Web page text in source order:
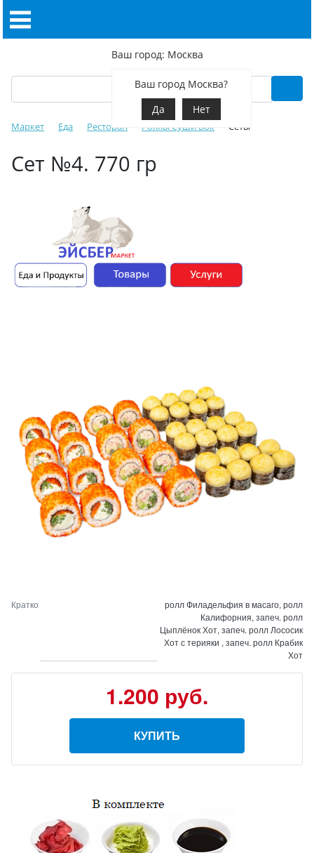
Ваш город: Москва
Ваш город Москва?
Да
Нет
Маркет Еда Ресторан Роллы Суши Вок Сеты
Сет №4. 770 гр
Кратко
ролл Филадельфия в масаго, ролл
Калифорния, запеч. ролл
Цыплёнок Хот, запеч. ролл Лососик
Хот с терияки , запеч. ролл Крабик
Хот
1.200 руб.
КУПИТЬ